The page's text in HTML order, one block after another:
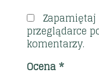
przeglądarce
komentarzy.
Ocena*